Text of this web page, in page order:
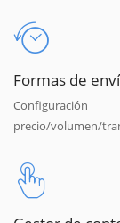
Formas de
precio/volumen/